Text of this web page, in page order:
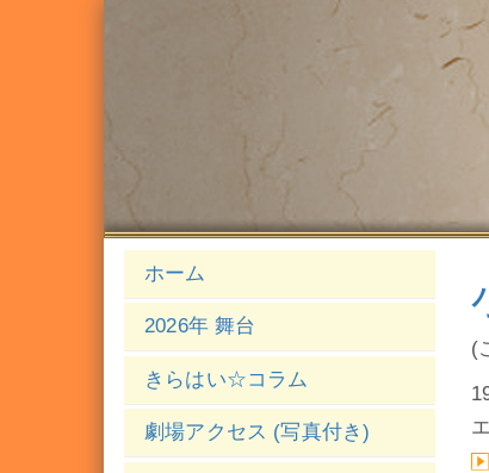
(
ホーム
2026年 舞台
きらはい☆コラム
劇場アクセス (写真付き)